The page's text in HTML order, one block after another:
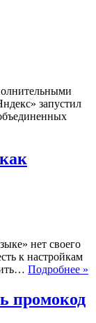
запустил
нет своего
к настройкам
Подробнее »
промокод